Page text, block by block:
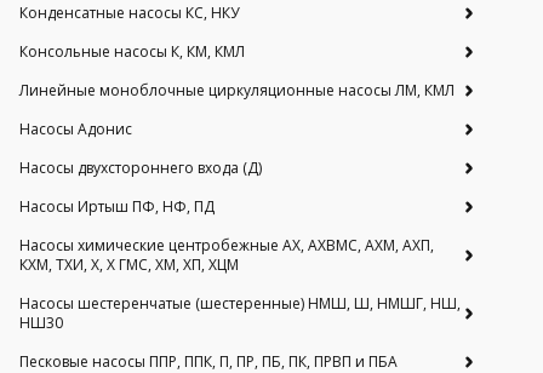
Конденсатные насосы КС, НКУ
Консольные насосы К, КМ, КМЛ
Линейные моноблочные циркуляционные насосы ЛМ, КМЛ
Насосы Адонис
Насосы двухстороннего входа (Д)
Насосы Иртыш ПФ, НФ, ПД
Насосы химические центробежные АХ, АХВМС, АХМ, АХП,
КХМ, ТХИ, Х, Х ГМС, ХМ, ХП, ХЦМ
Насосы шестеренчатые (шестеренные) НМШ, Ш, НМШГ, НШ,
НШ30
Песковые насосы ППР, ППК, П, ПР, ПБ, ПК, ПРВП и ПБА